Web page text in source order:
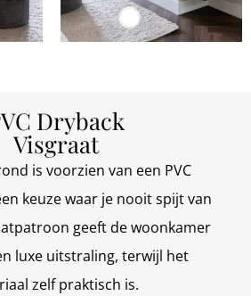
Dryback
Visgraat
is voorzien van een PVC
keuze waar je nooit spijt van
geeft de woonkamer
luxe uitstraling, terwijl het
zelf praktisch is.